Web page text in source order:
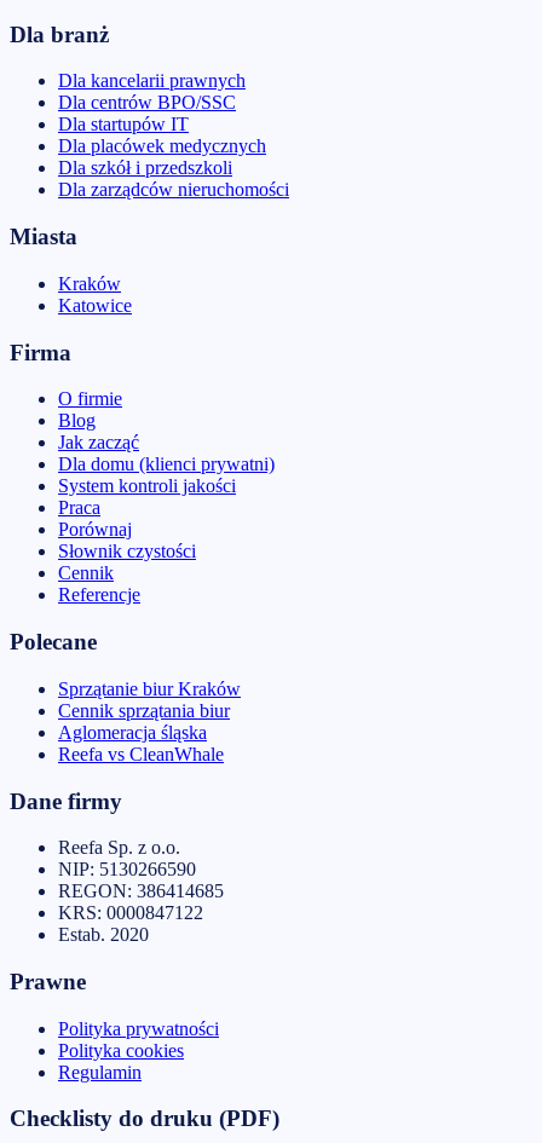
Dla branż
Dla kancelarii prawnych
Dla centrów BPO/SSC
Dla startupów IT
Dla placówek medycznych
Dla szkół i przedszkoli
Dla zarządców nieruchomości
Miasta
Kraków
Katowice
Firma
O firmie
Blog
Jak zacząć
Dla domu (klienci prywatni)
System kontroli jakości
Praca
Porównaj
Słownik czystości
Cennik
Referencje
Polecane
Sprzątanie biur Kraków
Cennik sprzątania biur
Aglomeracja śląska
Reefa vs CleanWhale
Dane firmy
Reefa Sp. z o.o.
NIP: 5130266590
REGON: 386414685
KRS: 0000847122
Estab. 2020
Prawne
Polityka prywatności
Polityka cookies
Regulamin
Checklisty do druku (PDF)